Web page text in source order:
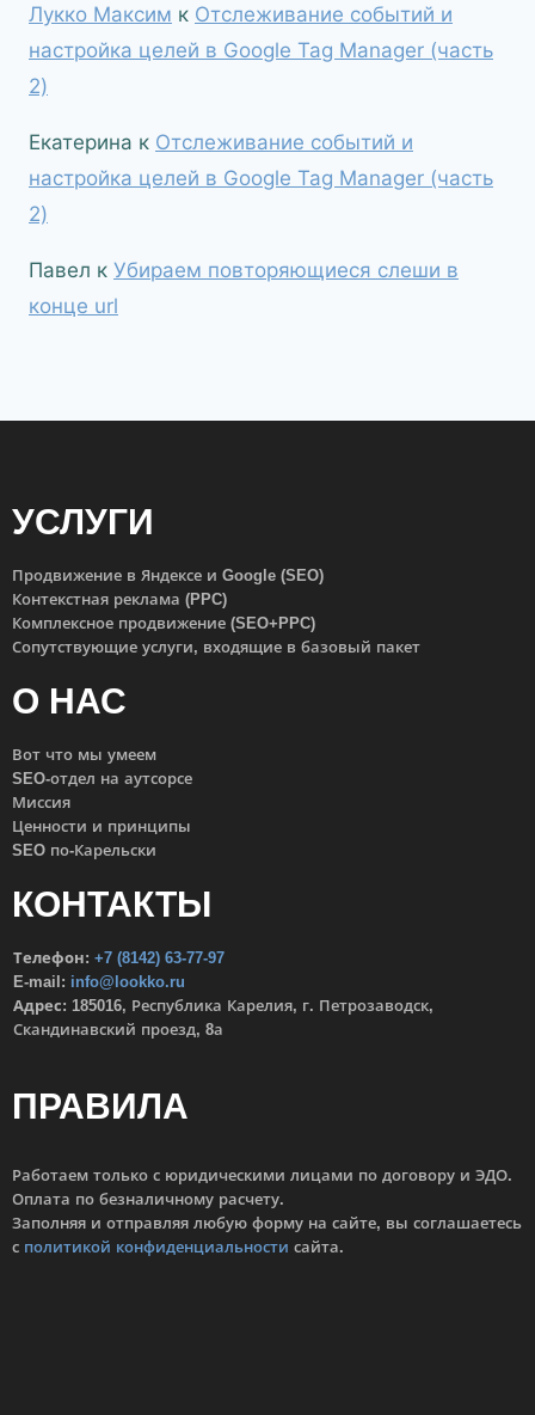
Лукко Максим к Отслеживание событий и
настройка целей в Google Tag Manager (часть
2)
Екатерина к Отслеживание событий и
настройка целей в Google Tag Manager (часть
2)
Павел к Убираем повторяющиеся слеши в
конце url
УСЛУГИ
Продвижение в Яндексе и Google (SEO)
Контекстная реклама (PPC)
Комплексное продвижение (SEO+PPC)
Сопутствующие услуги, входящие в базовый пакет
О НАС
Вот что мы умеем
SEO-отдел на аутсорсе
Миссия
Ценности и принципы
SEO по-Карельски
КОНТАКТЫ
Телефон: +7 (8142) 63-77-97
E-mail: info@lookko.ru
Адрес: 185016, Республика Карелия, г. Петрозаводск,
Скандинавский проезд, 8а
ПРАВИЛА
Работаем только с юридическими лицами по договору и ЭДО.
Оплата по безналичному расчету.
Заполняя и отправляя любую форму на сайте, вы соглашаетесь
с политикой конфиденциальности сайта.